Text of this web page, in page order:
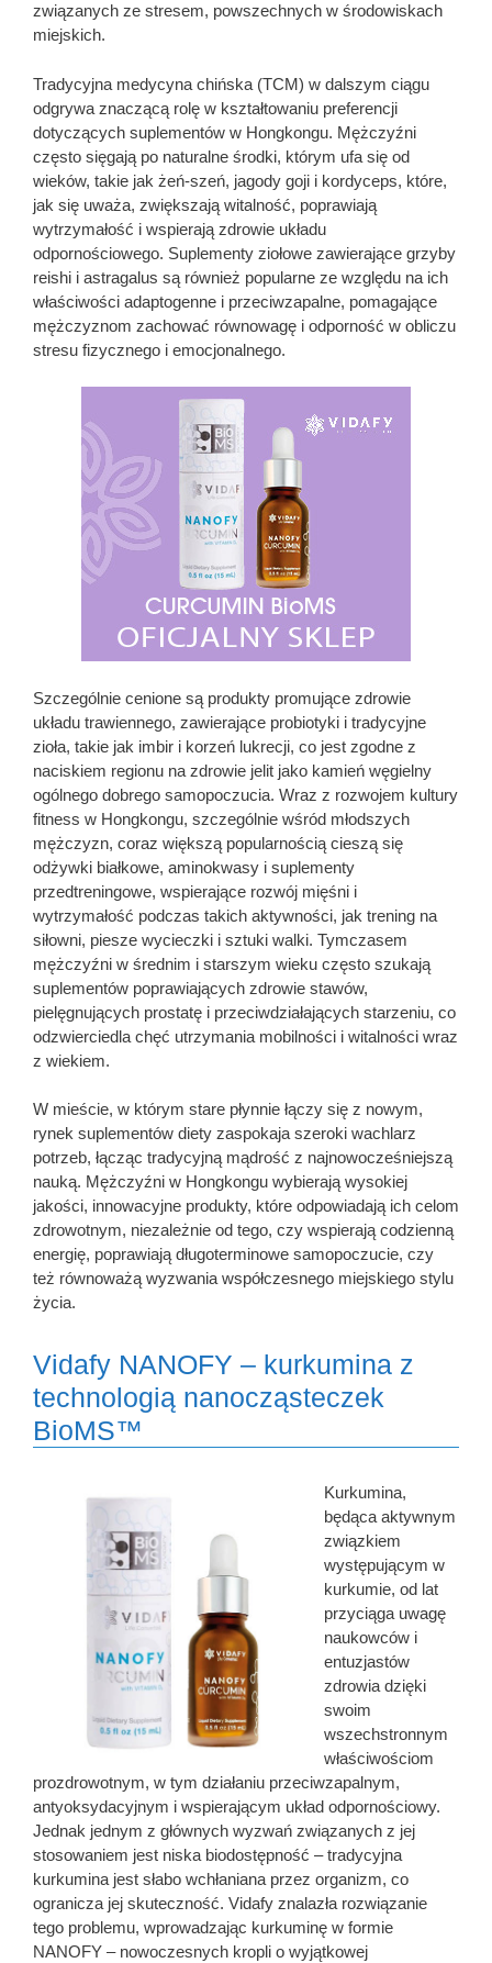
związanych ze stresem, powszechnych w środowiskach
miejskich.
Tradycyjna medycyna chińska (TCM) w dalszym ciągu
odgrywa znaczącą rolę w kształtowaniu preferencji
dotyczących suplementów w Hongkongu. Mężczyźni
często sięgają po naturalne środki, którym ufa się od
wieków, takie jak żeń-szeń, jagody goji i kordyceps, które,
jak się uważa, zwiększają witalność, poprawiają
wytrzymałość i wspierają zdrowie układu
odpornościowego. Suplementy ziołowe zawierające grzyby
reishi i astragalus są również popularne ze względu na ich
właściwości adaptogenne i przeciwzapalne, pomagające
mężczyznom zachować równowagę i odporność w obliczu
stresu fizycznego i emocjonalnego.
Szczególnie cenione są produkty promujące zdrowie
układu trawiennego, zawierające probiotyki i tradycyjne
zioła, takie jak imbir i korzeń lukrecji, co jest zgodne z
naciskiem regionu na zdrowie jelit jako kamień węgielny
ogólnego dobrego samopoczucia. Wraz z rozwojem kultury
fitness w Hongkongu, szczególnie wśród młodszych
mężczyzn, coraz większą popularnością cieszą się
odżywki białkowe, aminokwasy i suplementy
przedtreningowe, wspierające rozwój mięśni i
wytrzymałość podczas takich aktywności, jak trening na
siłowni, piesze wycieczki i sztuki walki. Tymczasem
mężczyźni w średnim i starszym wieku często szukają
suplementów poprawiających zdrowie stawów,
pielęgnujących prostatę i przeciwdziałających starzeniu, co
odzwierciedla chęć utrzymania mobilności i witalności wraz
z wiekiem.
W mieście, w którym stare płynnie łączy się z nowym,
rynek suplementów diety zaspokaja szeroki wachlarz
potrzeb, łącząc tradycyjną mądrość z najnowocześniejszą
nauką. Mężczyźni w Hongkongu wybierają wysokiej
jakości, innowacyjne produkty, które odpowiadają ich celom
zdrowotnym, niezależnie od tego, czy wspierają codzienną
energię, poprawiają długoterminowe samopoczucie, czy
też równoważą wyzwania współczesnego miejskiego stylu
życia.
Vidafy NANOFY – kurkumina z
technologią nanocząsteczek
BioMS™
Kurkumina,
będąca aktywnym
związkiem
występującym w
kurkumie, od lat
przyciąga uwagę
naukowców i
entuzjastów
zdrowia dzięki
swoim
wszechstronnym
właściwościom
prozdrowotnym, w tym działaniu przeciwzapalnym,
antyoksydacyjnym i wspierającym układ odpornościowy.
Jednak jednym z głównych wyzwań związanych z jej
stosowaniem jest niska biodostępność – tradycyjna
kurkumina jest słabo wchłaniana przez organizm, co
ogranicza jej skuteczność. Vidafy znalazła rozwiązanie
tego problemu, wprowadzając kurkuminę w formie
NANOFY – nowoczesnych kropli o wyjątkowej